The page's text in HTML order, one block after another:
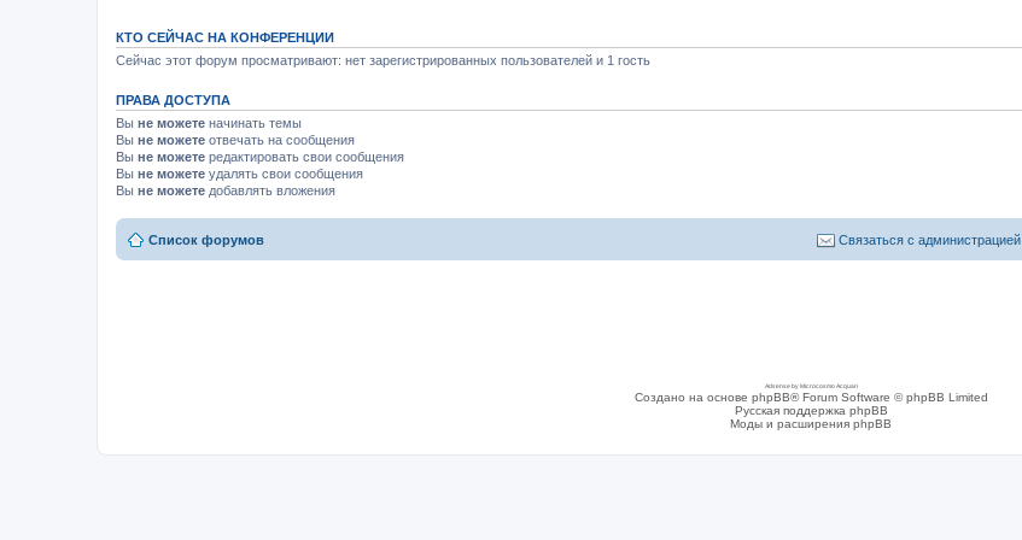
КТО СЕЙЧАС НА КОНФЕРЕНЦИИ
Сейчас этот форум просматривают: нет зарегистрированных пользователей и 1 гость
ПРАВА ДОСТУПА
Вы не можете начинать темы
Вы не можете отвечать на сообщения
Вы не можете редактировать свои сообщения
Вы не можете удалять свои сообщения
Вы не можете добавлять вложения
Список форумов Связаться с администрацией
Adsense by Microcosmo Acquari
Создано на основе phpBB® Forum Software © phpBB Limited
Русская поддержка phpBB
Моды и расширения phpBB